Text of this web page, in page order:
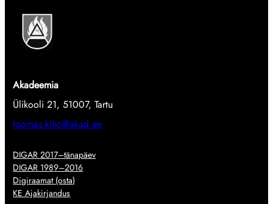
Akadeemia
Ülikooli 21, 51007, Tartu
toomas.kiho@akad.ee
DIGAR 2017–tänapäev
DIGAR 1989–2016
Digiraamat (osta)
KE Ajakirjandus